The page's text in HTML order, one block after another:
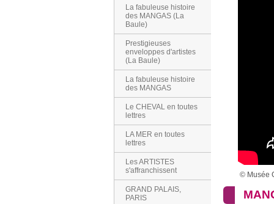
© Musée
La fabuleuse histoire
des MANGAS (La
Baule)
Prestigieuses
enveloppes d'artistes
(La Baule)
La fabuleuse histoire
des MANGAS
Le CHEVAL en toutes
lettres
LA MER en toutes
lettres
Les ARTISTES
s'affranchissent
GRAND PALAIS,
PARIS